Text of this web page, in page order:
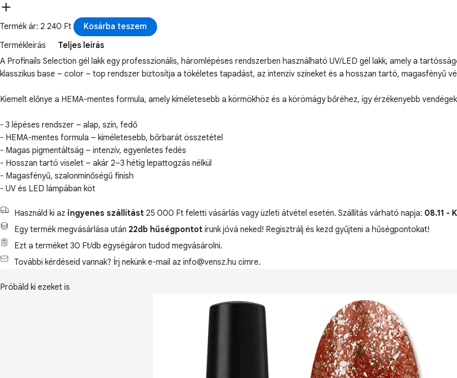
Termék ár: 2 240 Ft
Kosárba teszem
Termékleírás
Teljes leírás
A Profinails Selection gél lakk egy professzionális, háromlépéses rendszerben használható UV/LED gél lakk, amely a
klasszikus base – color – top rendszer biztosítja a tökéletes tapadást, az intenzív színeket és a hosszan tartó, magasfényű
Kiemelt előnye a HEMA-mentes formula, amely kíméletesebb a körmökhöz és a körömágy bőréhez, így érzékenyebb
- 3 lépéses rendszer – alap, szín, fedő
- HEMA-mentes formula – kíméletesebb, bőrbarát összetétel
- Magas pigmentáltság – intenzív, egyenletes fedés
- Hosszan tartó viselet – akár 2–3 hétig lepattogzás nélkül
- Magasfényű, szalonminőségű finish
- UV és LED lámpában köt
Használd ki az ingyenes szállítást 25 000 Ft feletti vásárlás vagy üzleti átvétel esetén. Szállítás várható napja: 08.11 -
Egy termék megvásárlása után 22db hűségpontot írunk jóvá neked! Regisztrálj és kezd gyűjteni a hűségpontokat!
Ezt a terméket 30 Ft/db egységáron tudod megvásárolni.
További kérdéseid vannak? Írj nekünk e-mail az info@vensz.hu címre.
Próbáld ki ezeket is